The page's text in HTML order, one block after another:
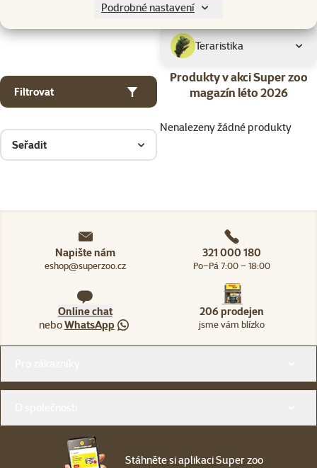
Podrobné nastavení
Teraristika
Filtrovat
Produkty v akci Super zoo
magazín léto 2026
Seřadit
Nenalezeny žádné produkty
Napište nám
eshop@superzoo.cz
321 000 180
Po–Pá 7:00 – 18:00
Online chat
neboWhatsApp
206 prodejen
jsme vám blízko
Stáhněte si aplikaci Super zoo